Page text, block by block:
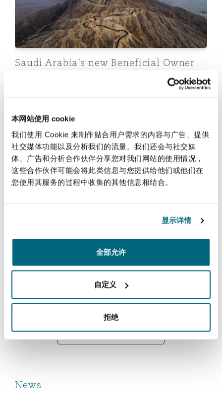
本网站使用 cookie
我们使用 Cookie 来制作贴合用户需求的内容与广告、提供
社交媒体功能以及分析我们的流量。我们还会与社交媒
体、广告和分析合作伙伴分享您对我们网站的使用情况，
这些合作伙伴可能会将此类信息与您提供给他们或他们在
您使用其服务的过程中收集的其他信息相结合。
显示详情
全部允许
自定义
拒绝
Property
兰治县
尼克斯
伦多
哥华
德里
兰
尼克
沙
Saudi Arabia’s new Beneficial Owner
Rules: Key regulatory developments
and compliance considerations
2026年1月20日
Saudi Arabia’s recently issued Regulations of the
Saudi Arabia’s recently issued
Regulations of the Commercial
Registration Law and Trade Name Law
View more Insights
News